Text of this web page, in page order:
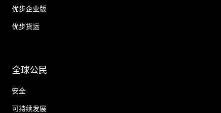
优步企业版
优步货运
全球公民
安全
可持续发展